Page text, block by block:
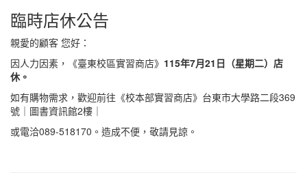
臨時店休公告
親愛的顧客 您好：
因人力因素，《臺東校區實習商店》 115年7月21日（星期二）店
休。
如有購物需求，歡迎前往《校本部實習商店》台東市大學路二段369
號｜圖書資訊館2樓｜
或電洽089-518170。造成不便，敬請見諒。